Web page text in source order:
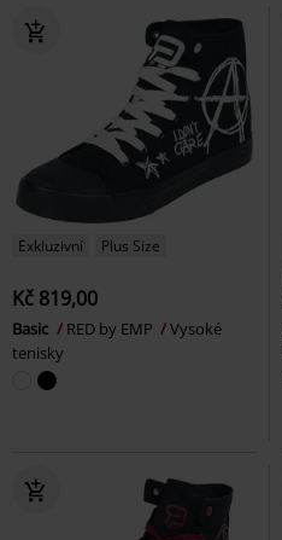
Exkluzivní Plus Size
Kč 819,00
Basic RED by EMP
Vysoké
tenisky